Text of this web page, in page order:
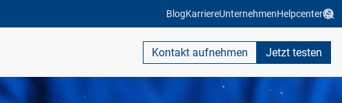
BlogKarriereUnternehmenHelpcenter
Kontakt aufnehmen Jetzt testen